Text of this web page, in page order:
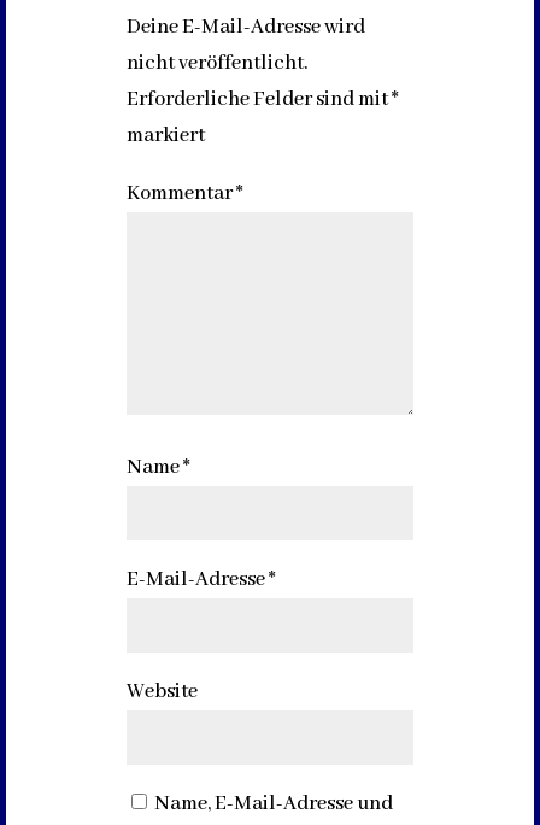
Deine E-Mail-Adresse wird
nicht veröffentlicht.
Erforderliche Felder sind mit*
markiert
Kommentar*
Name*
E-Mail-Adresse*
Website
Name, E-Mail-Adresse und